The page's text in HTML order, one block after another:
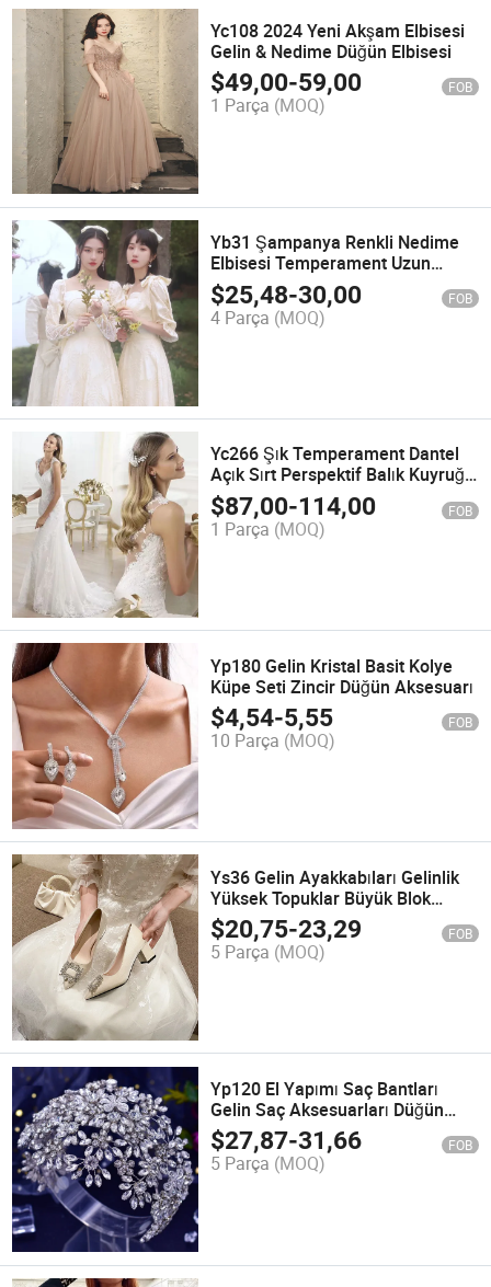
Yc108 2024 Yeni Akşam Elbisesi
Gelin & Nedime Düğün Elbisesi
$49,00-59,00 FOB
1 Parça (MOQ)
Yb31 Şampanya Renkli Nedime
Elbisesi Temperament Uzun
Akşam Elbisesi
$25,48-30,00 FOB
4 Parça (MOQ)
Yc266 Şık Temperament Dantel
Açık Sırt Perspektif Balık Kuyruğu
Küçük Sürüklenen Gelinlik
$87,00-114,00 FOB
1 Parça (MOQ)
Yp180 Gelin Kristal Basit Kolye
Küpe Seti Zincir Düğün Aksesuarı
$4,54-5,55 FOB
10 Parça (MOQ)
Ys36 Gelin Ayakkabıları Gelinlik
Yüksek Topuklar Büyük Blok
Topuklar
$20,75-23,29 FOB
5 Parça (MOQ)
Yp120 El Yapımı Saç Bantları
Gelin Saç Aksesuarları Düğün
Aksesuarı
$27,87-31,66 FOB
5 Parça (MOQ)